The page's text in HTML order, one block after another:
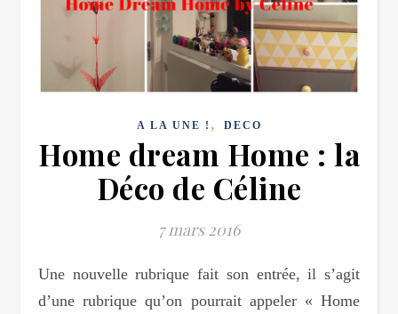
A LA UNE ! , DECO
Home dream Home : la
Déco de Céline
7 mars 2016
Une nouvelle rubrique fait son entrée, il s’agit
d’une rubrique qu’on pourrait appeler « Home